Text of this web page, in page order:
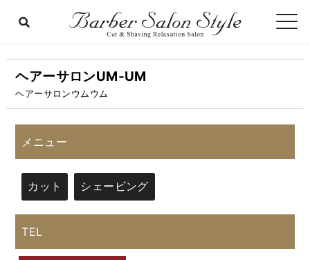
ヘアーサロンUM‐UM
ヘアーサロンウムウム
メニュー
カット シェービング
TEL